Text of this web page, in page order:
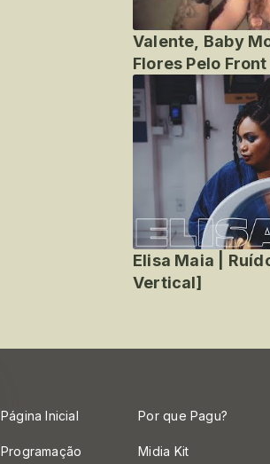
Valente, Baby
Flores Pelo
Elisa Maia |
Vertical]
Página Inicial
Programação
Por que Pagu?
Midia Kit